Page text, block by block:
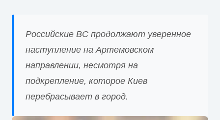
Российские ВС продолжают уверенное
наступление на Артемовском
направлении, несмотря на
подкрепление, которое Киев
перебрасывает в город.